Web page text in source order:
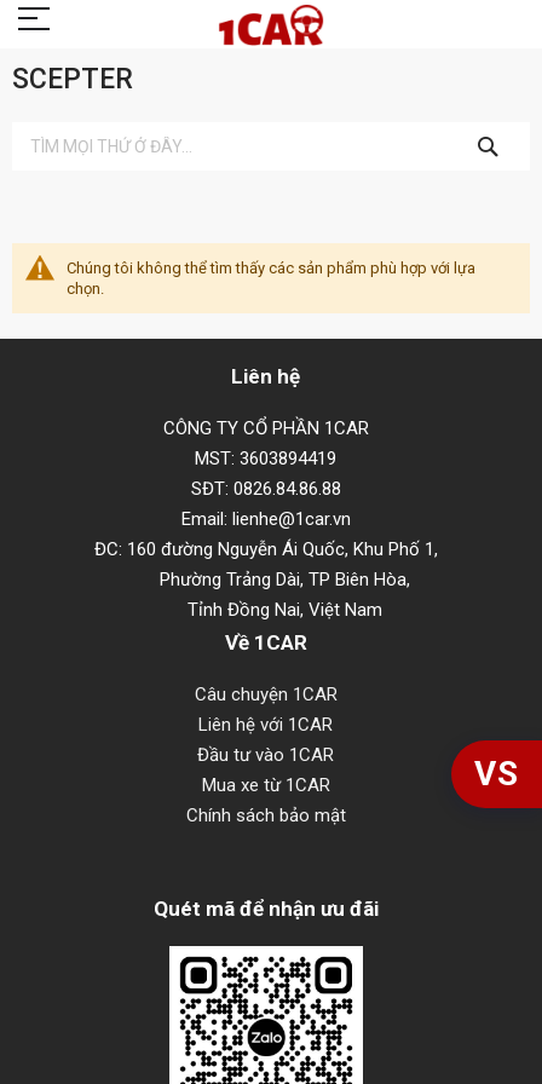
SCEPTER
KIẾM
Chúng tôi không thể tìm thấy các sản phẩm phù hợp với lựa
chọn.
Liên hệ
CÔNG TY CỔ PHẦN 1CAR
MST: 3603894419
SĐT: 0826.84.86.88
Email: lienhe@1car.vn
ĐC: 160 đường Nguyễn Ái Quốc, Khu Phố 1,
Phường Trảng Dài, TP Biên Hòa,
Tỉnh Đồng Nai, Việt Nam
Về 1CAR
Câu chuyện 1CAR
Liên hệ với 1CAR
Đầu tư vào 1CAR
Mua xe từ 1CAR
Chính sách bảo mật
Quét mã để nhận ưu đãi
VS